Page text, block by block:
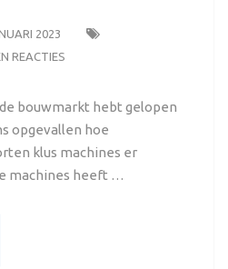
2023
REACTIES
bouwmarkt hebt gelopen
opgevallen hoe
klus machines er
machines heeft …